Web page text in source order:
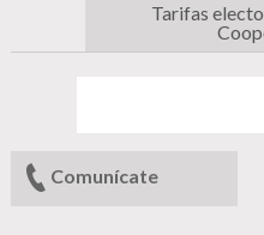
Tarifas
Comunícate